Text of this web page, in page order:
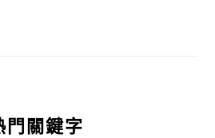
門關鍵字